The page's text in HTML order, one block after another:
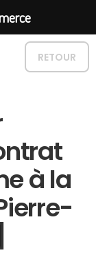
RETOUR
à la